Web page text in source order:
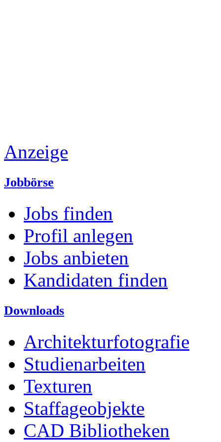
Anzeige
Jobbörse
Jobs finden
Profil anlegen
Jobs anbieten
Kandidaten finden
Downloads
Architekturfotografie
Studienarbeiten
Texturen
Staffageobjekte
CAD Bibliotheken